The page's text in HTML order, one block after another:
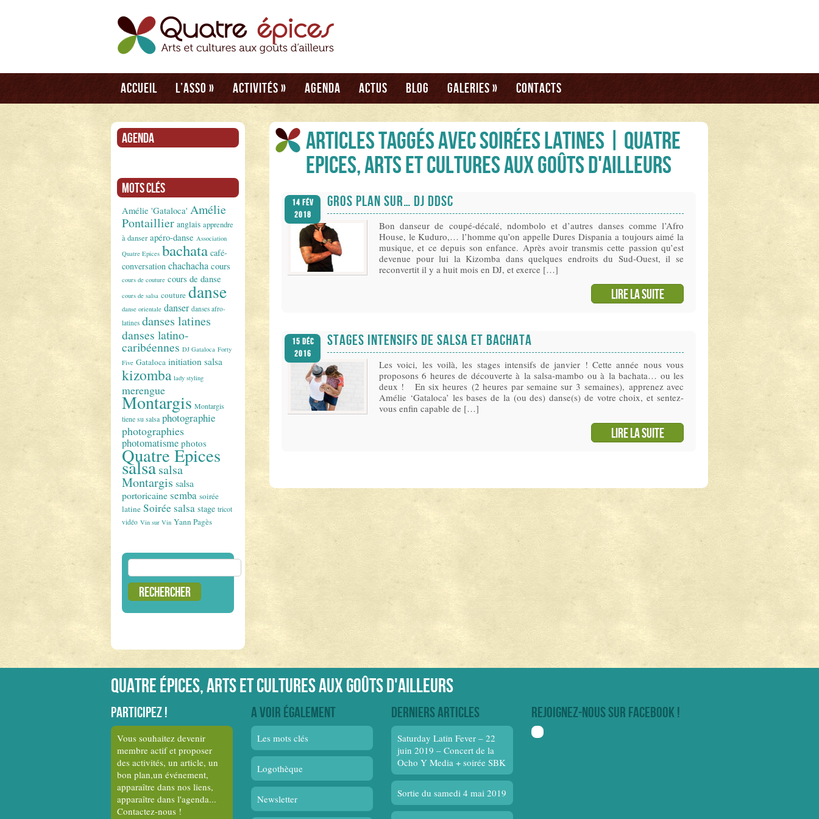
Accueil L’asso » Activités » Agenda Actus Blog Galeries » Contacts
Agenda
Mots clés
Amélie 'Gataloca' Amélie
Pontaillier anglais apprendre
à danser apéro-danse Association
Quatre Epices bachata café-
conversation chachacha cours
cours de couture cours de danse
cours de salsa couture danse
danse orientale danser danses afro-
latines danses latines
danses latino-
caribéennes DJ Gataloca Forty
Five Gataloca initiation salsa
kizomba lady styling
merengue
Montargis Montargis
tiene su salsa photographie
photographies
photomatisme photos
Quatre Epices
salsasalsa
Montargis salsa
portoricainesemba soirée
latine Soirée salsa stage tricot
vidéo Vin sur Vin Yann Pagès
Rechercher :
Articles taggés avec soirées latines | Quatre
Epices, Arts et cultures aux goûts d'ailleurs
GROS PLAN SUR… DJ DDSC
Bon danseur de coupé-décalé, ndombolo et d’autres danses comme l’Afro
House, le Kuduro,… l’homme qu’on appelle Dures Dispania a toujours aimé la
musique, et ce depuis son enfance. Après avoir transmis cette passion qu’est
devenue pour lui la Kizomba dans quelques endroits du Sud-Ouest, il se
reconvertit il y a huit mois en DJ, et exerce […]
Lire la suite
14 Fév
2018
STAGES INTENSIFS DE SALSA ET BACHATA
Les voici, les voilà, les stages intensifs de janvier ! Cette année nous vous
proposons 6 heures de découverte à la salsa-mambo ou à la bachata… ou les
deux ! En six heures (2 heures par semaine sur 3 semaines), apprenez avec
Amélie ‘Gataloca’ les bases de la (ou des) danse(s) de votre choix, et sentez-
vous enfin capable de […]
Lire la suite
15 Déc
2016
Quatre épices, arts et cultures aux goûts d'ailleurs
Participez !
Vous souhaitez devenir
membre actif et proposer
des activités, un article, un
bon plan,un événement,
apparaître dans nos liens,
apparaître dans l'agenda...
Contactez-nous !
A voir également
Les mots clés
Logothèque
Newsletter
Derniers articles
Saturday Latin Fever – 22
juin 2019 – Concert de la
Ocho Y Media + soirée SBK
Sortie du samedi 4 mai 2019
Rejoignez-nous sur facebook !